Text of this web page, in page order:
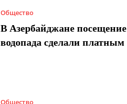
Общество
В Азербайджане посещение
водопада сделали платным
Общество